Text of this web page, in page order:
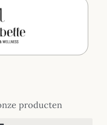
producten